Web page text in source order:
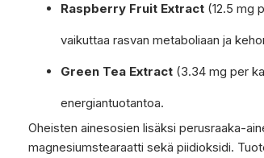
Raspberry Fruit Extract (12.5 mg
vaikuttaa rasvan metaboliaan ja
Green Tea Extract (3.34 mg per
energiantuotantoa.
Oheisten ainesosien lisäksi perusraaka-
magnesiumstearaatti sekä piidioksidi.